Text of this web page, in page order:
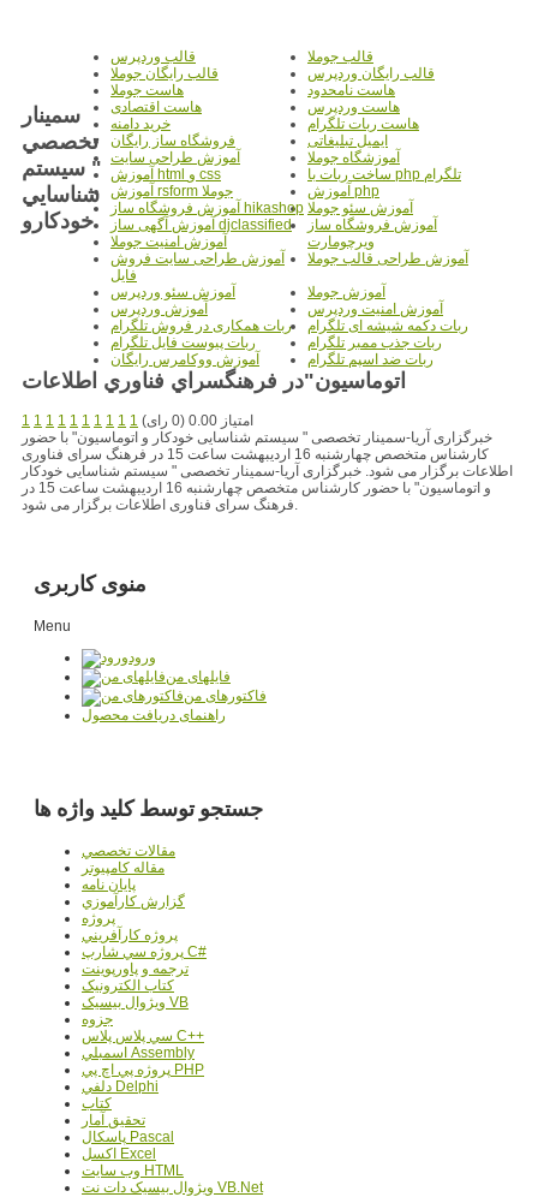
قالب جوملا
قالب وردپرس
قالب رایگان وردپرس
قالب رایگان جوملا
هاست نامحدود
هاست جوملا
هاست وردپرس
هاست اقتصادی
هاست ربات تلگرام
خرید دامنه
ایمیل تبلیغاتی
فروشگاه ساز رایگان
آموزشگاه جوملا
آموزش طراحی سایت
ساخت ربات با php تلگرام
آموزش html و css
آموزش php
آموزش rsform جوملا
آموزش سئو جوملا آموزش فروشگاه ساز hikashop
آموزش فروشگاه ساز
ویرچومارت
آموزش آگهی ساز djclassified
آموزش امنیت جوملا
آموزش طراحی قالب جوملا
آموزش طراحی سایت فروش
فایل
آموزش جوملا
آموزش سئو وردپرس
آموزش امنیت وردپرس
آموزش وردپرس
ربات دکمه شیشه ای تلگرام
ربات همکاری در فروش تلگرام
ربات جذب ممبر تلگرام
ربات پیوست فایل تلگرام
ربات ضد اسپم تلگرام
آموزش ووکامرس رایگان
سمينار
تخصصي
" سيستم
شناسايي
خودکارو
اتوماسيون"در فرهنگسراي فناوري اطلاعات
1 1 1 1 1 1 1 1 1 1
امتیاز 0.00 (0 رای)
خبرگزاری آریا-سمینار تخصصی " سیستم شناسایی خودکار و اتوماسیون" با حضور
کارشناس متخصص چهارشنبه 16 اردیبهشت ساعت 15 در فرهنگ سرای فناوری
اطلاعات برگزار می شود. خبرگزاری آریا-سمینار تخصصی " سیستم شناسایی خودکار
و اتوماسیون" با حضور کارشناس متخصص چهارشنبه 16 اردیبهشت ساعت 15 در
فرهنگ سرای فناوری اطلاعات برگزار می شود.
منوی کاربری
Menu
ورود
فایلهای من
فاکتورهای من
راهنمای دریافت محصول
جستجو توسط کلید واژه ها
مقالات تخصصي
مقاله کامپیوتر
پایان نامه
گزارش کارآموزي
پروژه
پروژه کارآفريني
پروژه سي شارپ C#
ترجمه و پاورپوينت
کتاب الکترونيک
ويژوال بيسيک VB
جزوه
سي پلاس پلاس C++
اسمبلي Assembly
پروژه پي اچ پي PHP
دلفي Delphi
کتاب
تحقيق آمار
پاسکال Pascal
اکسل Excel
وب سايت HTML
ويژوال بيسيک دات نت VB.Net